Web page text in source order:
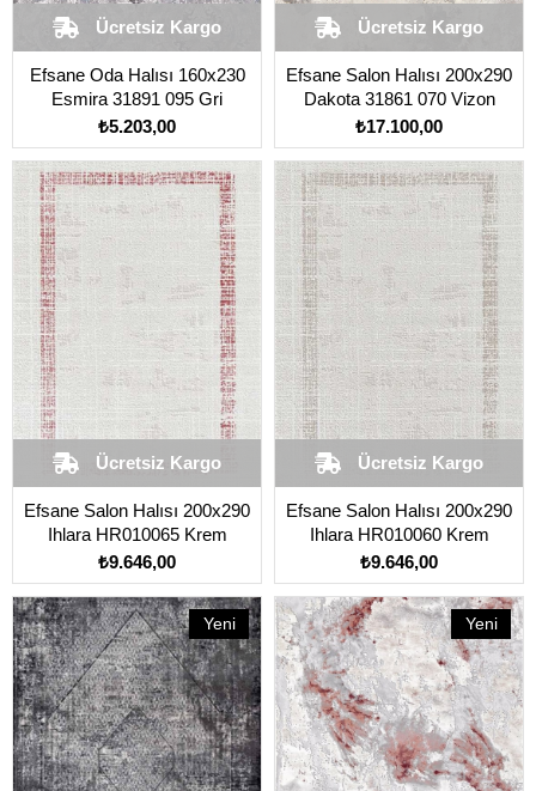
Efsane Oda Halısı 160x230
Esmira 31891 095 Gri
₺5.203,00
Ücretsiz Kargo
Efsane Salon Halısı 200x290
Dakota 31861 070 Vizon
₺17.100,00
Ücretsiz Kargo
Efsane Salon Halısı 200x290
Ihlara HR010065 Krem
₺9.646,00
Ücretsiz Kargo
Efsane Salon Halısı 200x290
Ihlara HR010060 Krem
₺9.646,00
Ücretsiz Kargo
Yeni
Ürün
Yeni
Ürün